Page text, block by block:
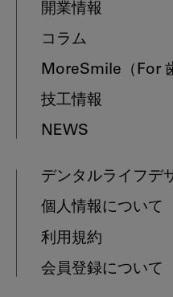
開業情報
コラム
MoreSmile （For
技工情報
NEWS
デンタルライフデ
個人情報について
利用規約
会員登録について